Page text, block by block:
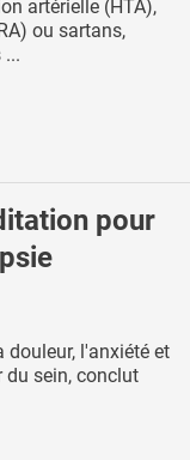
artérielle (HTA),
ou sartans,
pour
l'anxiété et
du sein, conclut